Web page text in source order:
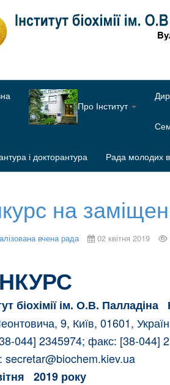
Про Інститут
і докторантура Рада молодих
на
вчена рада 02 квітня 2019
біохімії ім. О.В.
9, Київ, 01601,
044] 2345974; факс: [38-044]
secretar@biochem.kiev.ua
2019 року